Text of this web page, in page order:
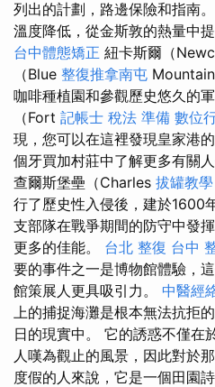
列出的計劃，路邊保險和指南。
溫度降低，從金斯敦的熱量中
台中體態矯正 紐卡斯爾（
（Blue 整復推拿南屯
咖啡種植園和參觀歷史悠久的
（Fort 記帳士 稅法 準備 數位
現，您可以在這裡發現皇家港
個牙買加村莊中了解更多有關
查爾斯堡壘（Charles 拔罐教學
行了歷史性入侵後，建於1600
支部隊在戰爭期間的防守中發
更多的佳能。 台北 整復 台中
要的事件之一是博物館體驗，
館策展人更具吸引力。 中醫經
上的捕捉海灘是根本無法抗拒
日的現實中。 它的誘惑不僅在
人嘆為觀止的風景，因此對於
度假的人來說，它是一個田園